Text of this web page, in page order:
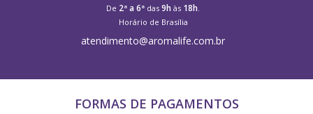
De 2ª a 6ª das 9h às 18h.
Horário de Brasília
atendimento@aromalife.com.br
FORMAS DE PAGAMENTOS